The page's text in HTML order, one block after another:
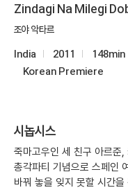
Zindagi Na Milegi
조야 악타르
India 2011 148min
Korean Premiere
시놉시스
죽마고우인 세 친구 아르준,
총각파티 기념으로 스페인
바꿔 놓을 잊지 못할 시간